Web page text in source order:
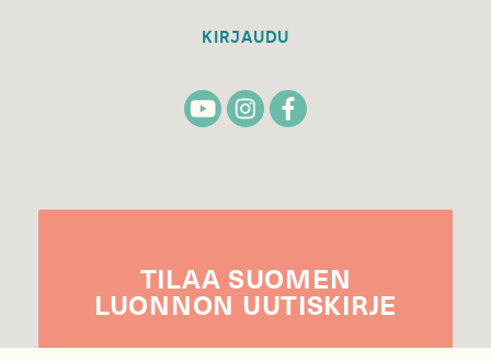
KIRJAUDU
TILAA SUOMEN
LUONNON UUTIS­KIRJE